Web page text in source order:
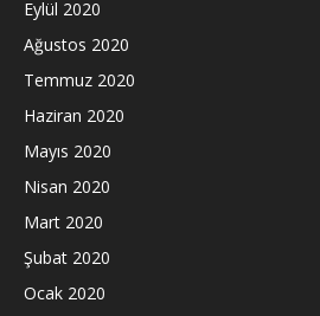
Eylül 2020
Ağustos 2020
Temmuz 2020
Haziran 2020
Mayıs 2020
Nisan 2020
Mart 2020
Şubat 2020
Ocak 2020